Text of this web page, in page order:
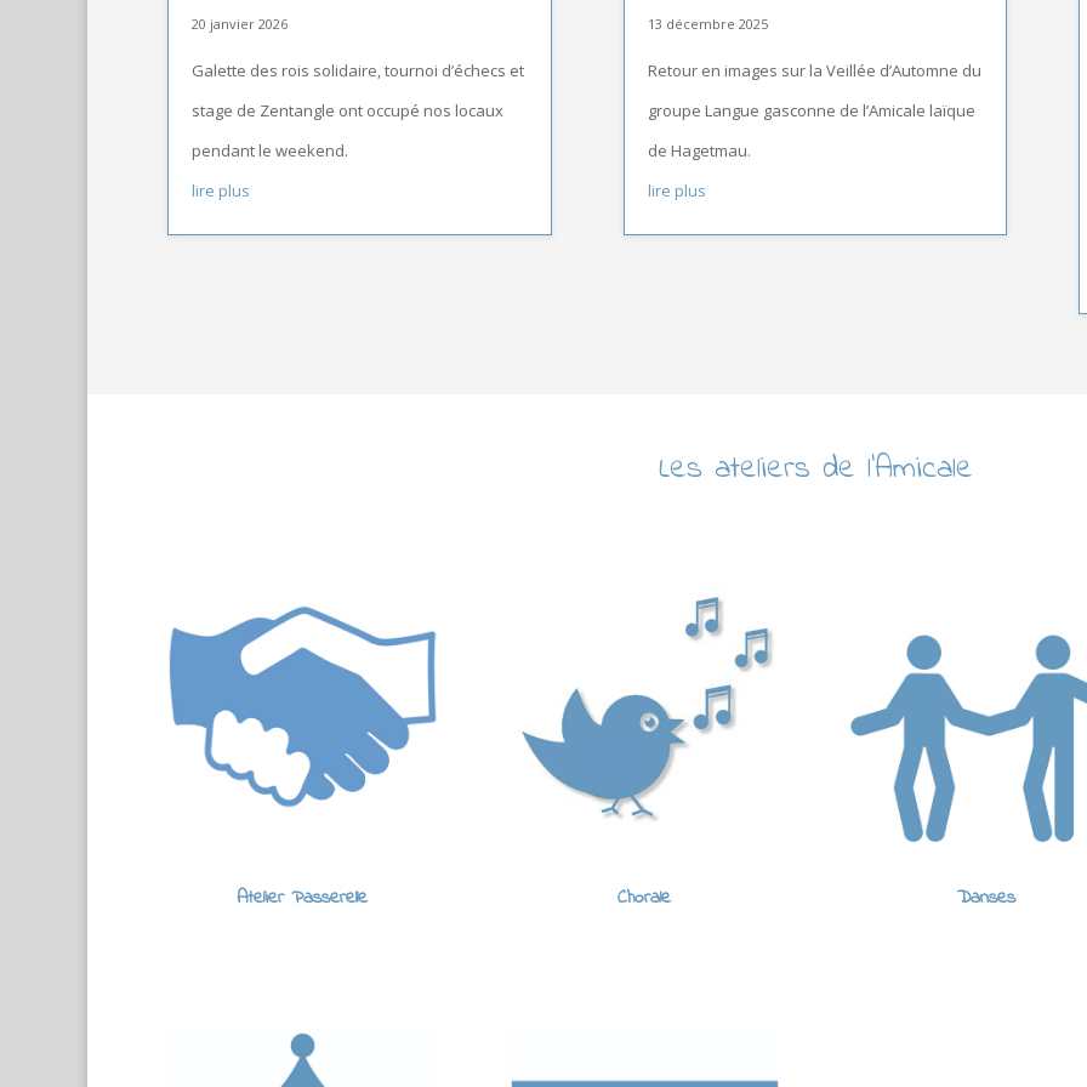
20 janvier 2026
Galette des rois solidaire, tournoi d’échecs et
stage de Zentangle ont occupé nos locaux
pendant le weekend.
lire plus
13 décembre 2025
Retour en images sur la Veillée d’Automne du
groupe Langue gasconne de l’Amicale laïque
de Hagetmau.
lire plus
Les ateliers de l’Amicale
Atelier Passerelle Chorale Danses